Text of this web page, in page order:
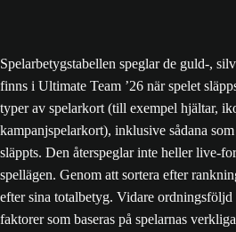
Spelarbetygstabellen speglar de guld-,
finns i Ultimate Team ’26 när spelet
typer av spelarkort (till exempel hjältar,
kampanjspelarkort), inklusive sådana
släppts. Den återspeglar inte heller live-
spellägen. Genom att sortera efter
efter sina totalbetyg. Vidare
faktorer som baseras på spelarnas